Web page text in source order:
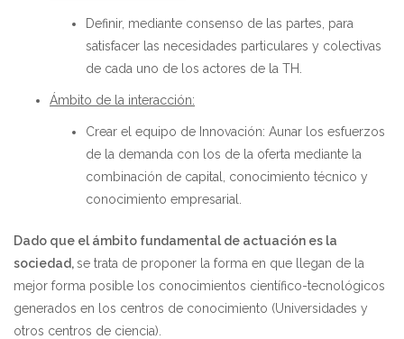
Definir, mediante consenso de las partes, para
satisfacer las necesidades particulares y colectivas
de cada uno de los actores de la TH.
Ámbito de la interacción:
Crear el equipo de Innovación: Aunar los esfuerzos
de la demanda con los de la oferta mediante la
combinación de capital, conocimiento técnico y
conocimiento empresarial.
Dado que el ámbito fundamental de actuación es la
sociedad,se trata de proponer la forma en que llegan de la
mejor forma posible los conocimientos científico-tecnológicos
generados en los centros de conocimiento (Universidades y
otros centros de ciencia).